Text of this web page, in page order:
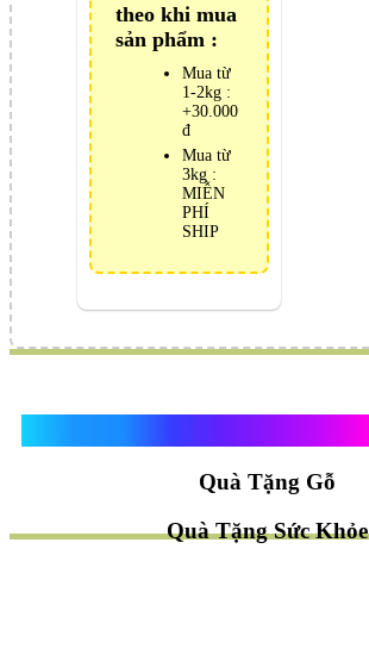
theo khi mua
sản phẩm :
Mua từ
1-2kg :
+30.000
đ
Mua từ
3kg :
MIỄN
PHÍ
SHIP
Quà Tặng Gỗ
Quà Tặng Sức Khỏe